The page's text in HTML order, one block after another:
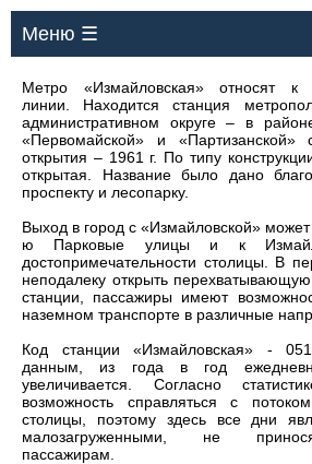
Меню ☰
Метро «Измайловская» относят к
линии. Находится станция
административном округе – в
«Первомайской» и
открытия – 1961 г. По типу
открытая. Название было дано
проспекту и лесопарку.
Выход в город с «Измайловской»
ю Парковые улицы и к
достопримечательности столицы. В
неподалеку открыть
станции, пассажиры имеют
наземном транспорте в различные
Код станции «Измайловская» -
данным, из года в год
увеличивается. Согласно
возможность справляться с
столицы, поэтому здесь все дни
малозагруженными, не
пассажирам.